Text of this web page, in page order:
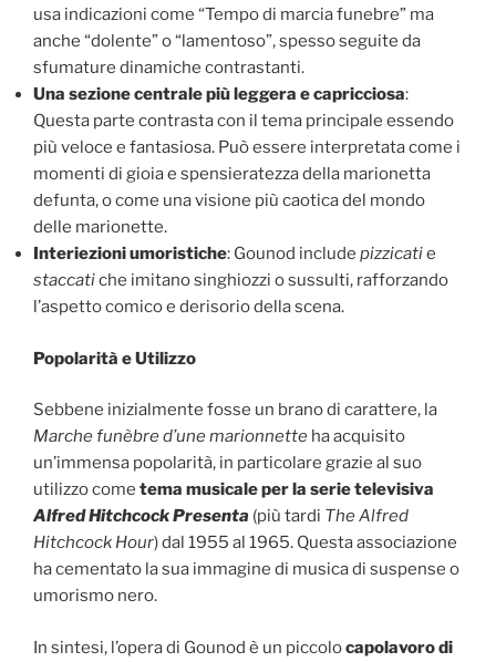
usa indicazioni come “Tempo di marcia funebre” ma
anche “dolente” o “lamentoso”, spesso seguite da
sfumature dinamiche contrastanti.
Una sezione centrale più leggera e capricciosa:
Questa parte contrasta con il tema principale essendo
più veloce e fantasiosa. Può essere interpretata come i
momenti di gioia e spensieratezza della marionetta
defunta, o come una visione più caotica del mondo
delle marionette.
Interiezioni umoristiche: Gounod include pizzicatie
staccatiche imitano singhiozzi o sussulti, rafforzando
l’aspetto comico e derisorio della scena.
Popolarità e Utilizzo
Sebbene inizialmente fosse un brano di carattere, la
Marche funèbre d’une marionnette ha acquisito
un’immensa popolarità, in particolare grazie al suo
utilizzo come tema musicale per la serie televisiva
Alfred Hitchcock Presenta (più tardi The Alfred
Hitchcock Hour) dal 1955 al 1965. Questa associazione
ha cementato la sua immagine di musica di suspense o
umorismo nero.
In sintesi, l’opera di Gounod è un piccolocapolavoro di